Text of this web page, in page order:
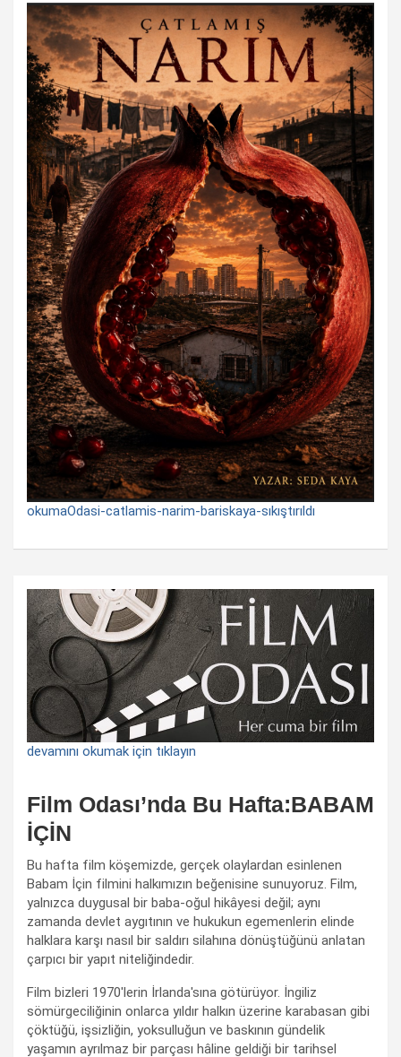
okumaOdasi-catlamis-narim-bariskaya-sıkıştırıldı
devamını okumak için tıklayın
Film Odası’nda Bu Hafta:BABAM
İÇİN
Bu hafta film köşemizde, gerçek olaylardan esinlenen
Babam İçin filmini halkımızın beğenisine sunuyoruz. Film,
yalnızca duygusal bir baba-oğul hikâyesi değil; aynı
zamanda devlet aygıtının ve hukukun egemenlerin elinde
halklara karşı nasıl bir saldırı silahına dönüştüğünü anlatan
çarpıcı bir yapıt niteliğindedir.
Film bizleri 1970'lerin İrlanda'sına götürüyor. İngiliz
sömürgeciliğinin onlarca yıldır halkın üzerine karabasan gibi
çöktüğü, işsizliğin, yoksulluğun ve baskının gündelik
yaşamın ayrılmaz bir parçası hâline geldiği bir tarihsel